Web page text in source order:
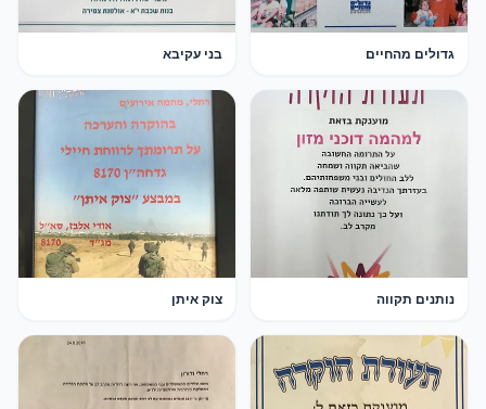
גדולים מהחיים בני עקיבא
נותנים תקווה צוק איתן